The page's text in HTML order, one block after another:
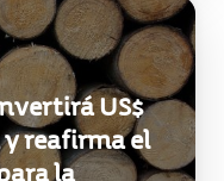
US$
reafirma el
la